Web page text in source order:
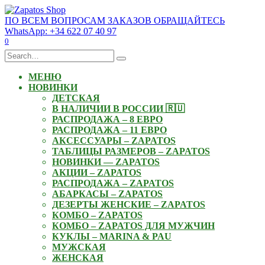
Skip
to
content
ПО ВСЕМ ВОПРОСАМ ЗАКАЗОВ ОБРАЩАЙТЕСЬ
WhatsApp: +34 622 07 40 97
0
Search
for:
МЕНЮ
НОВИНКИ
ДЕТСКАЯ
В НАЛИЧИИ В РОССИИ 🇷🇺
РАСПРОДАЖА – 8 ЕВРО
РАСПРОДАЖА – 11 ЕВРО
АКСЕССУАРЫ – ZAPATOS
ТАБЛИЦЫ РАЗМЕРОВ – ZAPATOS
НОВИНКИ — ZAPATOS
АКЦИИ – ZAPATOS
РАСПРОДАЖА – ZAPATOS
АБАРКАСЫ – ZAPATOS
ДЕЗЕРТЫ ЖЕНСКИЕ – ZAPATOS
КОМБО – ZAPATOS
КОМБО – ZAPATOS ДЛЯ МУЖЧИН
КУКЛЫ – MARINA & PAU
МУЖСКАЯ
ЖЕНСКАЯ